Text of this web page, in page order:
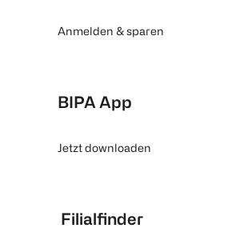
Anmelden & sparen
BIPA App
Jetzt downloaden
Filialfinder